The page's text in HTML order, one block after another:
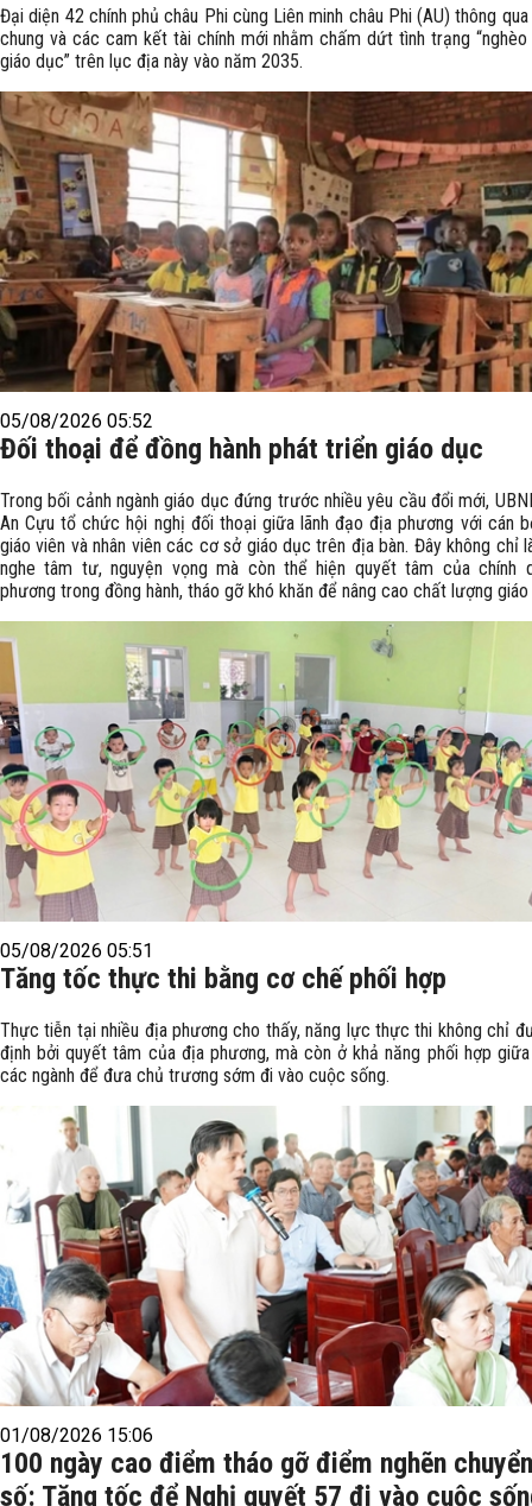
Đại diện 42 chính phủ châu Phi cùng Liên minh châu Phi (AU) thông
chung và các cam kết tài chính mới nhằm chấm dứt tình trạng
giáo dục” trên lục địa này vào năm 2035.
05/08/2026 05:52
Đối thoại để đồng hành phát triển giáo dục
Trong bối cảnh ngành giáo dục đứng trước nhiều yêu cầu đổi mới,
An Cựu tổ chức hội nghị đối thoại giữa lãnh đạo địa phương với cán
giáo viên và nhân viên các cơ sở giáo dục trên địa bàn. Đây không chỉ
nghe tâm tư, nguyện vọng mà còn thể hiện quyết tâm của chính
phương trong đồng hành, tháo gỡ khó khăn để nâng cao chất lượng
05/08/2026 05:51
Tăng tốc thực thi bằng cơ chế phối hợp
Thực tiễn tại nhiều địa phương cho thấy, năng lực thực thi không chỉ
định bởi quyết tâm của địa phương, mà còn ở khả năng phối hợp
các ngành để đưa chủ trương sớm đi vào cuộc sống.
01/08/2026 15:06
100 ngày cao điểm tháo gỡ điểm nghẽn
số: Tăng tốc để Nghị quyết 57 đi vào cuộc